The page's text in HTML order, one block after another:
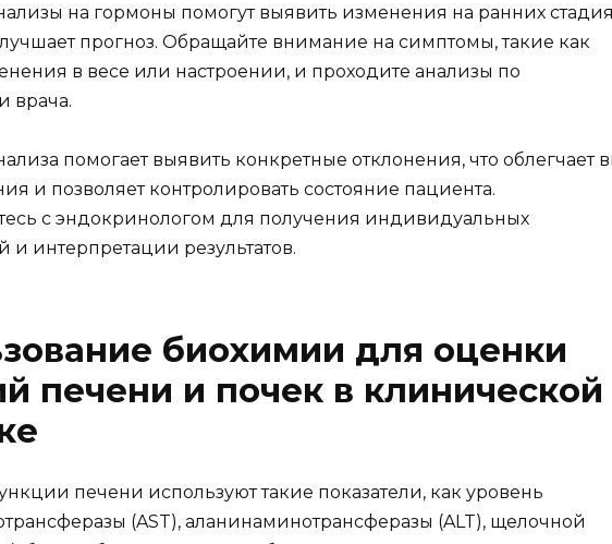
на гормоны помогут выявить изменения на ранних
прогноз. Обращайте внимание на симптомы, такие как
в весе или настроении, и проходите анализы по
врача.
помогает выявить конкретные отклонения, что облегчает
и позволяет контролировать состояние пациента.
с эндокринологом для получения индивидуальных
интерпретации результатов.
биохимии для оценки
печени и почек в клинической
печени используют такие показатели, как уровень
(AST), аланинаминотрансферазы (ALT), щелочной